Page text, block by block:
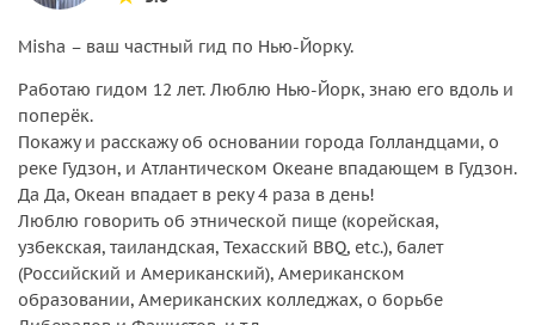
Misha – ваш частный гид по Нью-Йорку.
Работаю гидом 12 лет. Люблю Нью-Йорк, знаю его вдоль и
поперёк.
Покажу и расскажу об основании города Голландцами, о
реке Гудзон, и Атлантическом Океане впадающем в Гудзон.
Да Да, Океан впадает в реку 4 раза в день!
Люблю говорить об этнической пище (корейская,
узбекская, таиландская, Техасский BBQ, etc.), балет
(Российский и Американский), Американском
образовании, Американских колледжах, о борьбе